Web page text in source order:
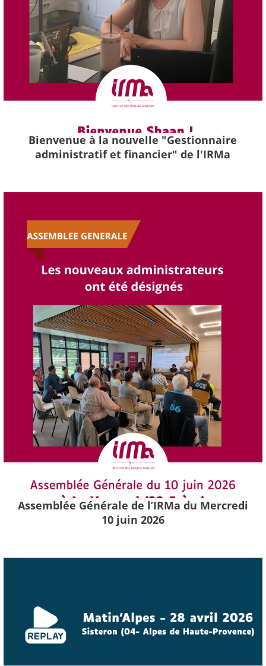
Bienvenue à la nouvelle "Gestionnaire
administratif et financier" de l'IRMa
Assemblée Générale de l’IRMa du Mercredi
10 juin 2026